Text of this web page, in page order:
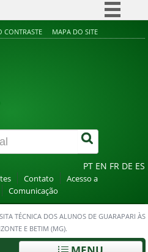
Simplifique!
Canais
CONTRASTE MAPA DO SITE
PT EN FR DE ES
Contato
Acesso a
Comunicação
TÉCNICA DOS ALUNOS DE GUARAPARI ÀS
E BETIM (MG).